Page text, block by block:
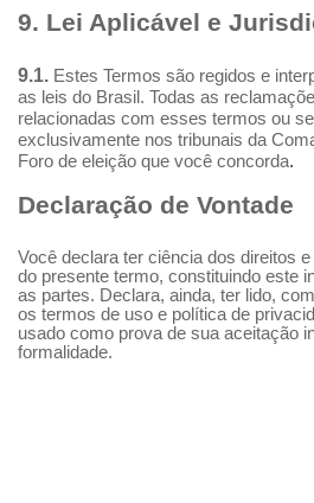
9. Lei Aplicável e
9.1. Estes Termos são regidos e
as leis do Brasil. Todas as
relacionadas com esses termos ou
exclusivamente nos tribunais da
Foro de eleição que você concorda.
Declaração de Vontade
Você declara ter ciência dos direitos
do presente termo, constituindo este
as partes. Declara, ainda, ter lido,
os termos de uso e política de
usado como prova de sua aceitação
formalidade.